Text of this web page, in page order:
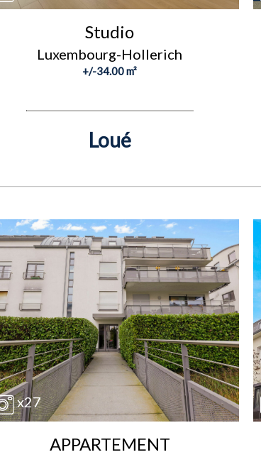
Studio
Luxembourg-Hollerich
+/-34.00 m²
Loué
x27
APPARTEMENT